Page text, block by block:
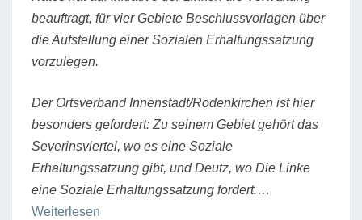
beauftragt, für vier Gebiete Beschlussvorlagen über
die Aufstellung einer Sozialen Erhaltungssatzung
vorzulegen.
Der Ortsverband Innenstadt/Rodenkirchen ist hier
besonders gefordert: Zu seinem Gebiet gehört das
Severinsviertel, wo es eine Soziale
Erhaltungssatzung gibt, und Deutz, wo Die Linke
eine Soziale Erhaltungssatzung fordert.…
Weiterlesen